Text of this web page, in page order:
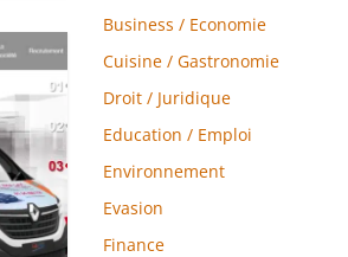
Business / Economie
Cuisine / Gastronomie
Droit / Juridique
Education / Emploi
Environnement
Evasion
Finance